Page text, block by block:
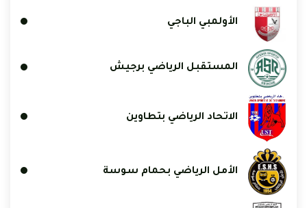
الأولمبي الباجي
المستقبل الرياضي برجيش
الاتحاد الرياضي بتطاوين
الأمل الرياضي بحمام سوسة